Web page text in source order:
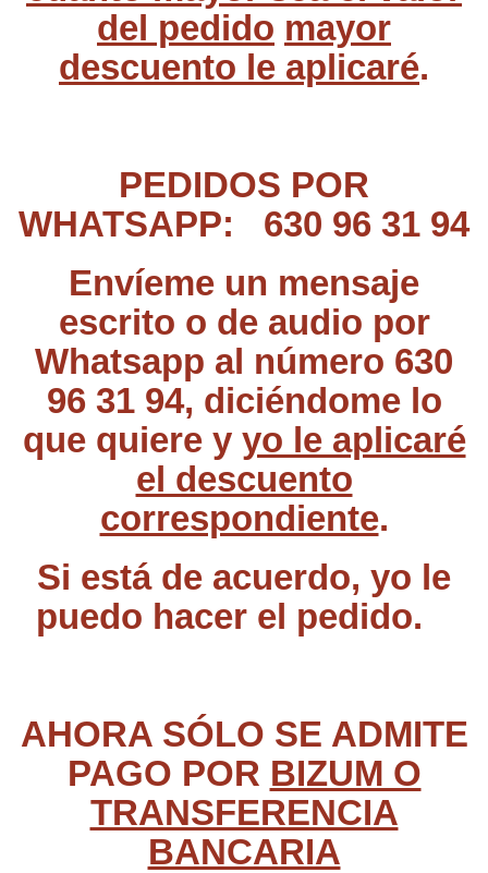
del pedido mayor
descuento le aplicaré.
PEDIDOS POR
WHATSAPP: 630 96 31 94
Envíeme un mensaje
escrito o de audio por
Whatsapp al número 630
96 31 94, diciéndome lo
que quiere y yo le aplicaré
el descuento
correspondiente.
Si está de acuerdo, yo le
puedo hacer el pedido.
AHORA SÓLO SE ADMITE
PAGO POR BIZUM O
TRANSFERENCIA
BANCARIA